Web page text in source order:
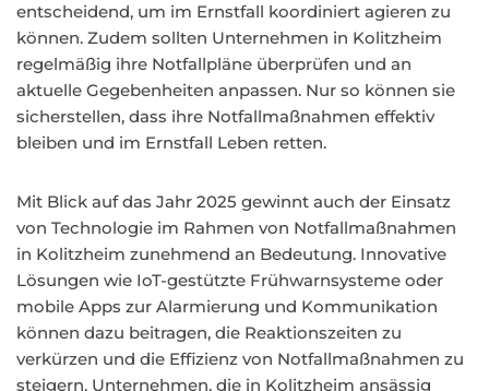
entscheidend, um im Ernstfall koordiniert agieren zu
können. Zudem sollten Unternehmen in Kolitzheim
regelmäßig ihre Notfallpläne überprüfen und an
aktuelle Gegebenheiten anpassen. Nur so können sie
sicherstellen, dass ihre Notfallmaßnahmen effektiv
bleiben und im Ernstfall Leben retten.
Mit Blick auf das Jahr 2025 gewinnt auch der Einsatz
von Technologie im Rahmen von Notfallmaßnahmen
in Kolitzheim zunehmend an Bedeutung. Innovative
Lösungen wie IoT-gestützte Frühwarnsysteme oder
mobile Apps zur Alarmierung und Kommunikation
können dazu beitragen, die Reaktionszeiten zu
verkürzen und die Effizienz von Notfallmaßnahmen zu
steigern. Unternehmen, die in Kolitzheim ansässig